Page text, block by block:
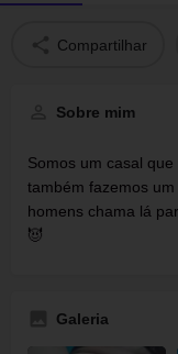
Compartilhar
Sobre mim
Somos um casal
também fazemos
homens chama lá
😈
Galeria